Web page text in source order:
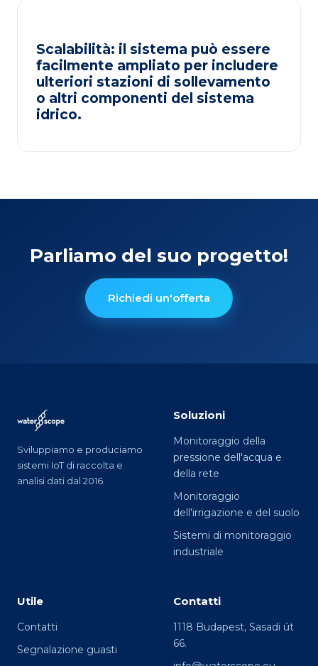
Scalabilità: il sistema può essere
facilmente ampliato per includere
ulteriori stazioni di sollevamento
o altri componenti del sistema
idrico.
Parliamo del suo progetto!
Richiedi un'offerta
Sviluppiamo e produciamo
sistemi IoT di raccolta e
analisi dati dal 2016.
Soluzioni
Monitoraggio della
pressione dell'acqua e
della rete
Monitoraggio
dell'irrigazione e del suolo
Sistemi di monitoraggio
industriale
Utile
Contatti
Segnalazione guasti
Contatti
1118 Budapest, Sasadi út
66.